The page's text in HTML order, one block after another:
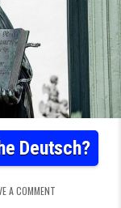
Deutsch?
A COMMENTON IST